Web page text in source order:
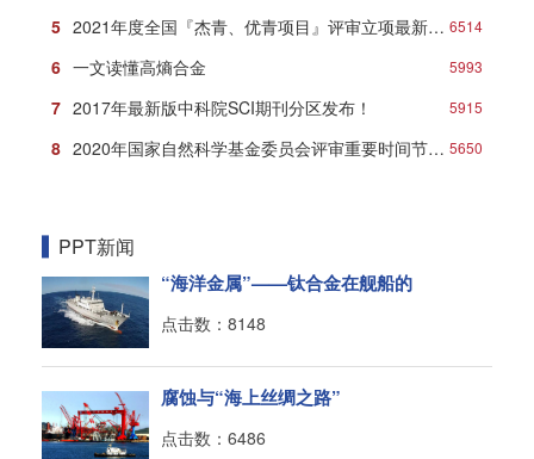
6514
5 2021年度全国『杰青、优青项目』评审立项最新名单
5993
6 一文读懂高熵合金
5915
7 2017年最新版中科院SCI期刊分区发布！
5650
8 2020年国家自然科学基金委员会评审重要时间节点安排
PPT新闻
“海洋金属”——钛合金在舰船的
点击数：8148
腐蚀与“海上丝绸之路”
点击数：6486